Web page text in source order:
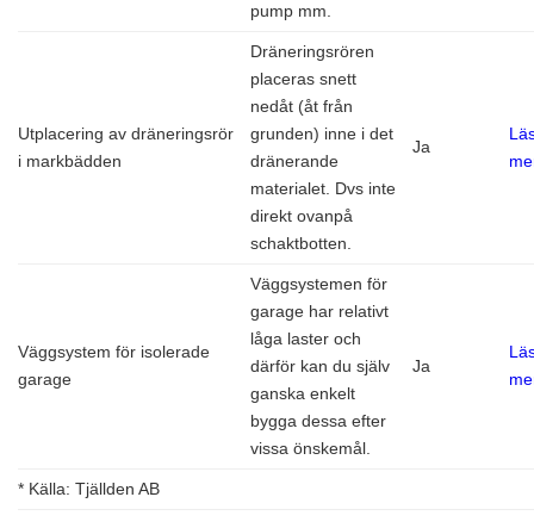
pump mm.
Utplacering av dräneringsrör
i markbädden
Dräneringsrören
placeras snett
nedåt (åt från
grunden) inne i det
dränerande
materialet. Dvs inte
direkt ovanpå
schaktbotten.
Ja
Väggsystem för isolerade
garage
Väggsystemen för
garage har relativt
låga laster och
därför kan du själv
ganska enkelt
bygga dessa efter
vissa önskemål.
Ja
* Källa: Tjällden AB